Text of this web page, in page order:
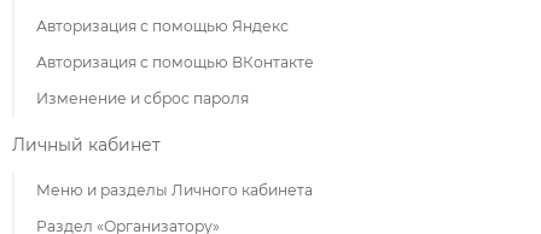
Авторизация с помощью Яндекс
Авторизация с помощью ВКонтакте
Изменение и сброс пароля
Личный кабинет
Меню и разделы Личного кабинета
Раздел «Организатору»